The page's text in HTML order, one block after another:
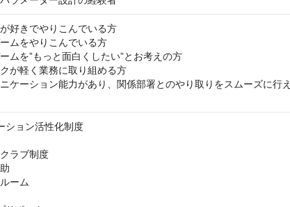
好きでやりこんでいる方
ムをやりこんでいる方
ムを”もっと面白くしたい”とお考えの方
が軽く業務に取り組める方
ニケーション能力があり、関係部署とのやり取りをスムーズに行え
ション活性化制度
ラブ制度
ーム